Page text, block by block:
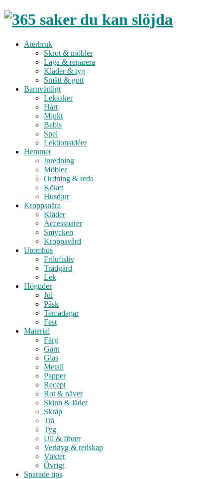
Återbruk
Skrot & möbler
Laga & reparera
Kläder & tyg
Smått & gott
Barnvänligt
Leksaker
Hårt
Mjukt
Bebis
Spel
Lektionsidéer
Hemmet
Inredning
Möbler
Ordning & reda
Köket
Husdjur
Kroppsnära
Kläder
Accessoarer
Smycken
Kroppsvård
Utomhus
Friluftsliv
Trädgård
Lek
Högtider
Jul
Påsk
Temadagar
Fest
Material
Färg
Garn
Glas
Metall
Papper
Recept
Rot & näver
Skinn & läder
Skräp
Trä
Tyg
Ull & fibrer
Verktyg & redskap
Växter
Övrigt
Sparade tips